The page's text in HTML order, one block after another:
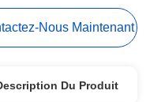
Nous Maintenant
Du Produit